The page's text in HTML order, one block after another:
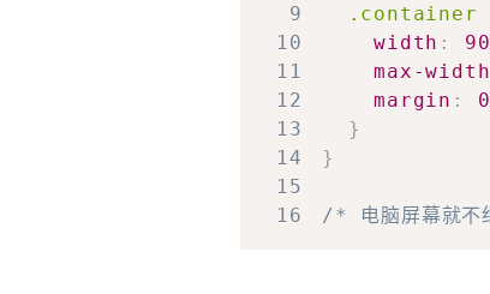
9
.container
10
width : 90
11
max-width
12
margin : 0
13
}
14
}
15
16
/* 电脑屏幕就不